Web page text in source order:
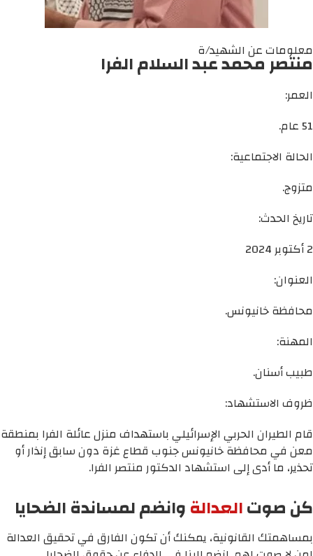
معلومات عن الشهيد/ة
منتصر محمد عبد السلام الفرا
العمر:
51 عام.
الحالة الاجتماعية:
متزوج.
تاريخ الحدث:
2 أكتوبر 2024
العنوان:
محافظة خانيونس.
المهنة:
طبيب أسنان.
ظروف الاستشهاد:
قام الطيران الحربي الإسرائيلي باستهداف منزل عائلة الفرا بمنطقة
معن في محافظة خانيونس جنوب قطاع غزة دون سابق إنذار أو
تحذير، ما أدى إلى استشهاد الدكتور منتصر الفرا.
كن صوتالعدالةوانضم لمساندة الضحايا
بمساهمتك القانونية، يمكنك أن تكون الفارق في تحقيق العدالة